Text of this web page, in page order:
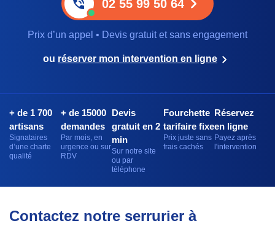
02 55 99 50 64
Prix d’un appel • Devis gratuit et sans engagement
ou réserver mon intervention en ligne
+ de 1 700
artisans
Signataires
d’une charte
qualité
+ de 15000
demandes
Par mois, en
urgence ou sur
RDV
Devis
gratuit en 2
min
Sur notre site
ou par
téléphone
Fourchette
tarifaire fixe
Prix juste sans
frais cachés
Réservez
en ligne
Payez après
l'intervention
Contactez notre serrurier à